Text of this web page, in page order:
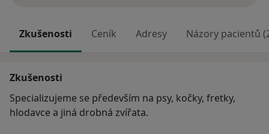
Zkušenosti Ceník Adresy Názory pacientů
Zkušenosti
Specializujeme se především na psy, kočky, fretky,
hlodavce a jiná drobná zvířata.